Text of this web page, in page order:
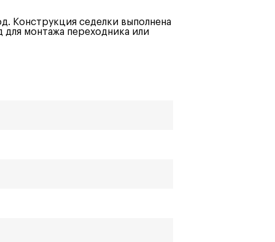
Конструкция седелки выполнена
монтажа переходника или